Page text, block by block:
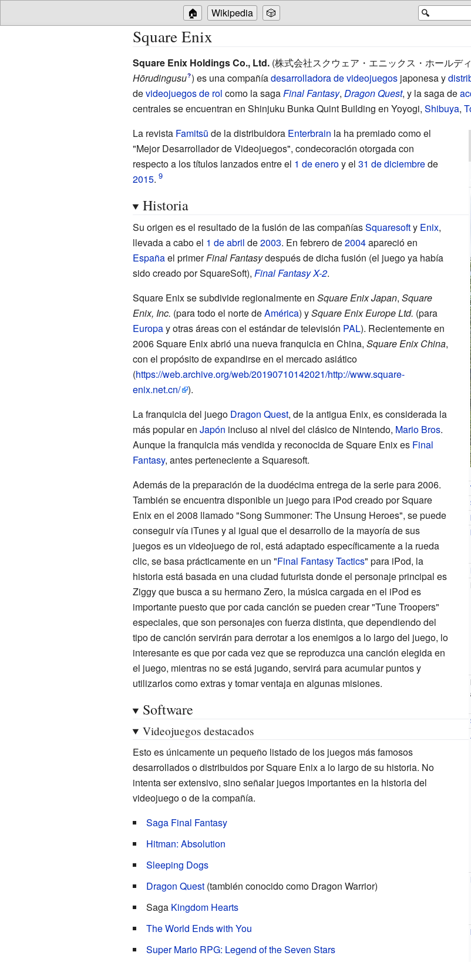
🔍
🏠 Wikipedia 🎲
Square Enix
Square Enix Holdings Co., Ltd.(株式会社スクウェア・エニックス・ホールデ
Hōrudingusu?) es una compañíadesarrolladora de videojuegosjaponesa y
devideojuegos de rol como la saga Final Fantasy, Dragon Quest, y la saga de
centrales se encuentran en Shinjuku Bunka Quint Building en Yoyogi, Shibuya,
La revista Famitsū de la distribuidora Enterbrain la ha premiado como el
"Mejor Desarrollador de Videojuegos", condecoración otorgada con
respecto a los títulos lanzados entre el 1 de eneroy el 31 de diciembrede
2015.
Historia
Su origen es el resultado de la fusión de las compañíasSquaresofty Enix,
llevada a cabo el 1 de abril de2003. En febrero de2004apareció en
Españael primerFinal Fantasydespués de dicha fusión (el juego ya había
sido creado por SquareSoft), Final Fantasy X-2.
Square Enix se subdivide regionalmente en Square Enix Japan, Square
Enix, Inc. (para todo el norte deAmérica) ySquare Enix Europe Ltd. (para
Europay otras áreas con el estándar de televisión PAL). Recientemente en
2006 Square Enix abrió una nueva franquicia en China, Square Enix China,
con el propósito de expandirse en el mercado asiático
(https://web.archive.org/web/20190710142021/http://www.square-
enix.net.cn/ ).
La franquicia del juego Dragon Quest, de la antigua Enix, es considerada la
más popular en Japón incluso al nivel del clásico de Nintendo, Mario Bros.
Aunque la franquicia más vendida y reconocida de Square Enix es Final
Fantasy, antes perteneciente a Squaresoft.
Además de la preparación de la duodécima entrega de la serie para 2006.
También se encuentra disponible un juego para iPod creado por Square
Enix en el 2008 llamado "Song Summoner: The Unsung Heroes", se puede
conseguir vía iTunes y al igual que el desarrollo de la mayoría de sus
juegos es un videojuego de rol, está adaptado específicamente a la rueda
clic, se basa prácticamente en un "Final Fantasy Tactics" para iPod, la
historia está basada en una ciudad futurista donde el personaje principal es
Ziggy que busca a su hermano Zero, la música cargada en el iPod es
importante puesto que por cada canción se pueden crear "Tune Troopers"
especiales, que son personajes con fuerza distinta, que dependiendo del
tipo de canción servirán para derrotar a los enemigos a lo largo del juego, lo
interesante es que por cada vez que se reproduzca una canción elegida en
el juego, mientras no se está jugando, servirá para acumular puntos y
utilizarlos como extras y tomar ventaja en algunas misiones.
Software
Videojuegos destacados
Esto es únicamente un pequeño listado de los juegos más famosos
desarrollados o distribuidos por Square Enix a lo largo de su historia. No
intenta ser extensivo, sino señalar juegos importantes en la historia del
videojuego o de la compañía.
Saga Final Fantasy
Hitman: Absolution
Sleeping Dogs
Dragon Quest(también conocido como Dragon Warrior)
Saga Kingdom Hearts
The World Ends with You
Super Mario RPG: Legend of the Seven Stars